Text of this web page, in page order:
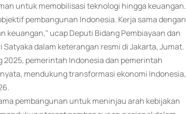
untuk memobilisasi teknologi hingga keuangan.
pembangunan Indonesia. Kerja sama dengan
ucap Deputi Bidang Pembiayaan dan
dalam keterangan resmi di Jakarta, Jumat.
pemerintah Indonesia dan pemerintah
mendukung transformasi ekonomi Indonesia,
pembangunan untuk meninjau arah kebijakan